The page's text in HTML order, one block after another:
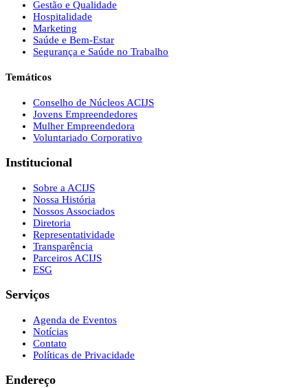
Gestão e Qualidade
Hospitalidade
Marketing
Saúde e Bem-Estar
Segurança e Saúde no Trabalho
Temáticos
Conselho de Núcleos ACIJS
Jovens Empreendedores
Mulher Empreendedora
Voluntariado Corporativo
Institucional
Sobre a ACIJS
Nossa História
Nossos Associados
Diretoria
Representatividade
Transparência
Parceiros ACIJS
ESG
Serviços
Agenda de Eventos
Notícias
Contato
Políticas de Privacidade
Endereço